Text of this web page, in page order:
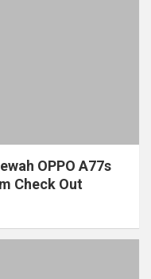
OPPO A77s
Check Out